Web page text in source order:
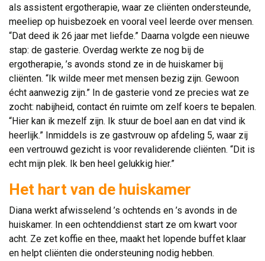
als assistent ergotherapie, waar ze cliënten ondersteunde,
meeliep op huisbezoek en vooral veel leerde over mensen.
“Dat deed ik 26 jaar met liefde.” Daarna volgde een nieuwe
stap: de gasterie. Overdag werkte ze nog bij de
ergotherapie, ’s avonds stond ze in de huiskamer bij
cliënten. “Ik wilde meer met mensen bezig zijn. Gewoon
écht aanwezig zijn.” In de gasterie vond ze precies wat ze
zocht: nabijheid, contact én ruimte om zelf koers te bepalen.
“Hier kan ik mezelf zijn. Ik stuur de boel aan en dat vind ik
heerlijk.” Inmiddels is ze gastvrouw op afdeling 5, waar zij
een vertrouwd gezicht is voor revaliderende cliënten. “Dit is
echt mijn plek. Ik ben heel gelukkig hier.”
Het hart van de huiskamer
Diana werkt afwisselend ’s ochtends en ’s avonds in de
huiskamer. In een ochtenddienst start ze om kwart voor
acht. Ze zet koffie en thee, maakt het lopende buffet klaar
en helpt cliënten die ondersteuning nodig hebben.